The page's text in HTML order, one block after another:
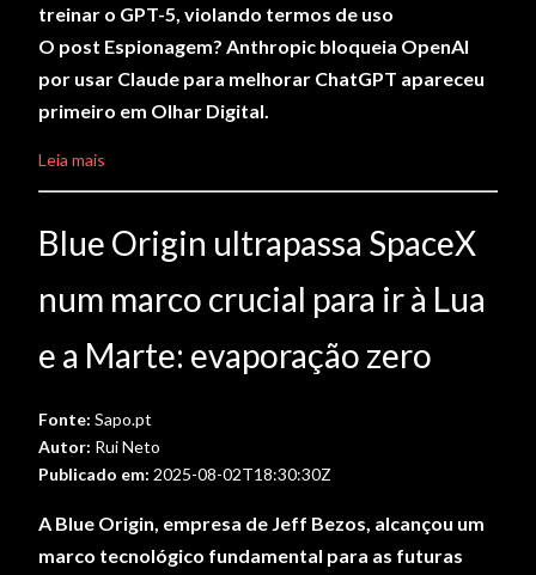
treinar o GPT-5, violando termos de uso
O post Espionagem? Anthropic bloqueia OpenAI
por usar Claude para melhorar ChatGPT apareceu
primeiro em Olhar Digital.
Leia mais
Blue Origin ultrapassa SpaceX
num marco crucial para ir à Lua
e a Marte: evaporação zero
Fonte: Sapo.pt
Autor: Rui Neto
Publicado em: 2025-08-02T18:30:30Z
A Blue Origin, empresa de Jeff Bezos, alcançou um
marco tecnológico fundamental para as futuras